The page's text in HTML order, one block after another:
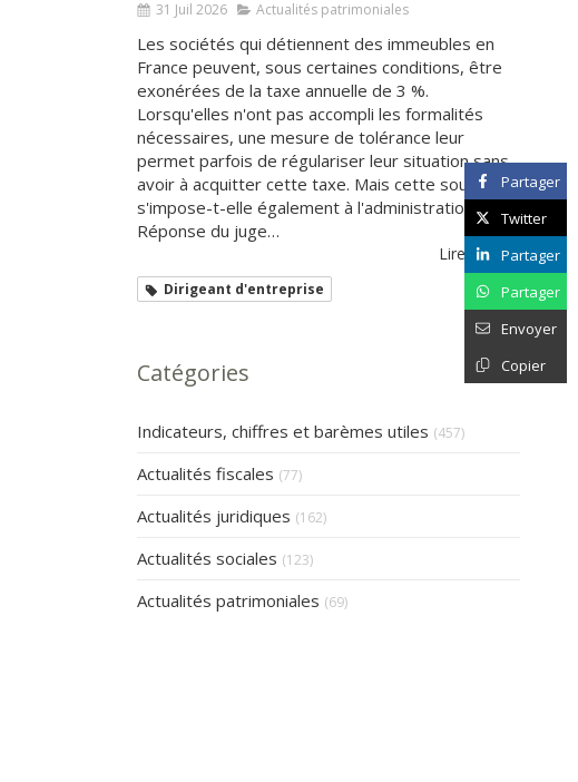
Partager
Twitter
Partager
Partager
Envoyer
Copier
31 Juil 2026 Actualités patrimoniales
Les sociétés qui détiennent des immeubles en
France peuvent, sous certaines conditions, être
exonérées de la taxe annuelle de 3 %.
Lorsqu'elles n'ont pas accompli les formalités
nécessaires, une mesure de tolérance leur
permet parfois de régulariser leur situation sans
avoir à acquitter cette taxe. Mais cette souplesse
s'impose-t-elle également à l'administration ?
Réponse du juge…
Lire l'article
Dirigeant d'entreprise
Catégories
Indicateurs, chiffres et barèmes utiles (457)
Actualités fiscales (77)
Actualités juridiques (162)
Actualités sociales (123)
Actualités patrimoniales (69)